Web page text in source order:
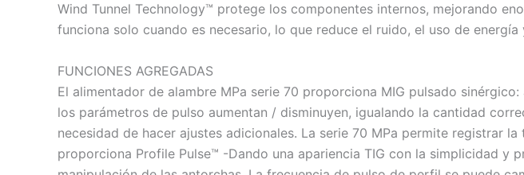
Wind Tunnel Technology™ protege los componentes internos, mejorando
funciona solo cuando es necesario, lo que reduce el ruido, el uso de
FUNCIONES AGREGADAS
El alimentador de alambre MPa serie 70 proporciona MIG pulsado
los parámetros de pulso aumentan / disminuyen, igualando la cantidad
necesidad de hacer ajustes adicionales. La serie 70 MPa permite registrar
proporciona Profile Pulse™ -Dando una apariencia TIG con la simplicidad y